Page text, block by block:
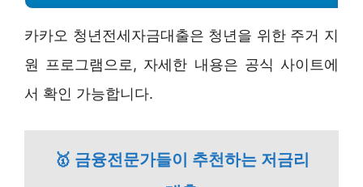
카카오 청년전세자금대출은 청년을 위한 주거 지
원 프로그램으로, 자세한 내용은 공식 사이트에
서 확인 가능합니다.
🥇 금융전문가들이 추천하는 저금리